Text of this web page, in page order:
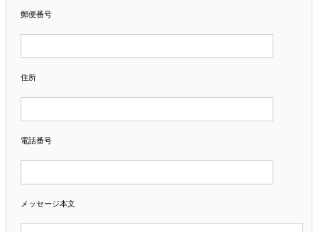
郵便番号
住所
電話番号
メッセージ本文